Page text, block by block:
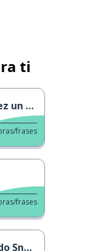
ti
frases
frases